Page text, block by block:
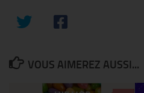
VOUS AIMEREZ AUSSI...